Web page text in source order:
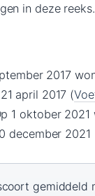
in deze reeks.
2017
april 2017 (
1 oktober
december 2021
gemiddeld